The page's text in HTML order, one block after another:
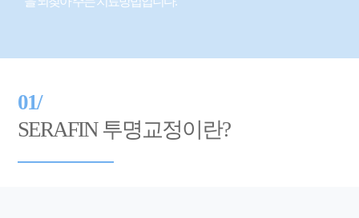
01/
SERAFIN 투명교정이란?